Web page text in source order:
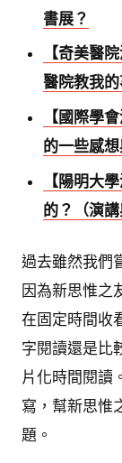
書展？
【奇美醫
醫院教我的
【國際學
的一些感
【陽明大
的？（演講
過去雖然我們
因為新思惟之
在固定時間收
字閱讀還是比
片化時間閱讀
寫，幫新思惟
題。